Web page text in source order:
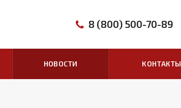
8 (800) 500-70-89
НОВОСТИ КОНТАКТЫ